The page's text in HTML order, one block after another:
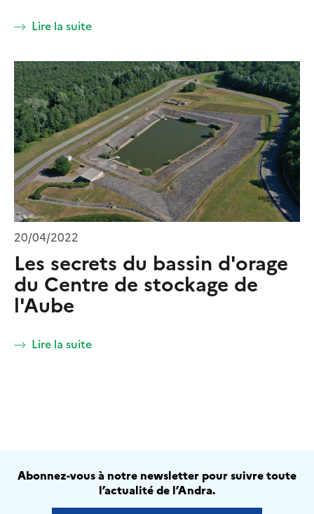
Lire la suite
20/04/2022
Les secrets du bassin d'orage
du Centre de stockage de
l'Aube
Lire la suite
Abonnez-vous à notre newsletter pour suivre toute
l’actualité de l’Andra.